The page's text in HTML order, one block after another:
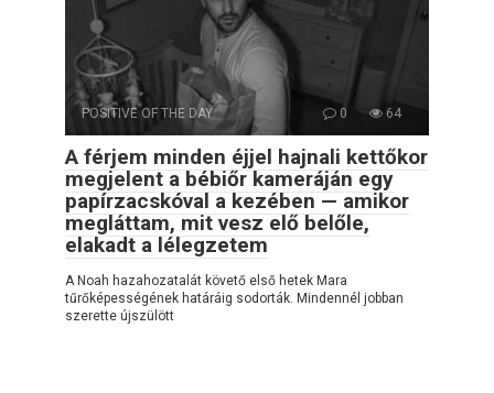
POSITIVE OF THE DAY 0 64
A férjem minden éjjel hajnali kettőkor
megjelent a bébiőr kameráján egy
papírzacskóval a kezében — amikor
megláttam, mit vesz elő belőle,
elakadt a lélegzetem
A Noah hazahozatalát követő első hetek Mara
tűrőképességének határáig sodorták. Mindennél jobban
szerette újszülött